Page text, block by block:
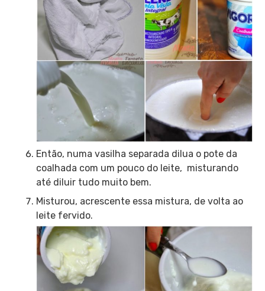
Então, numa vasilha separada dilua o pote da
coalhada com um pouco do leite, misturando
até diluir tudo muito bem.
Misturou, acrescente essa mistura, de volta ao
leite fervido.